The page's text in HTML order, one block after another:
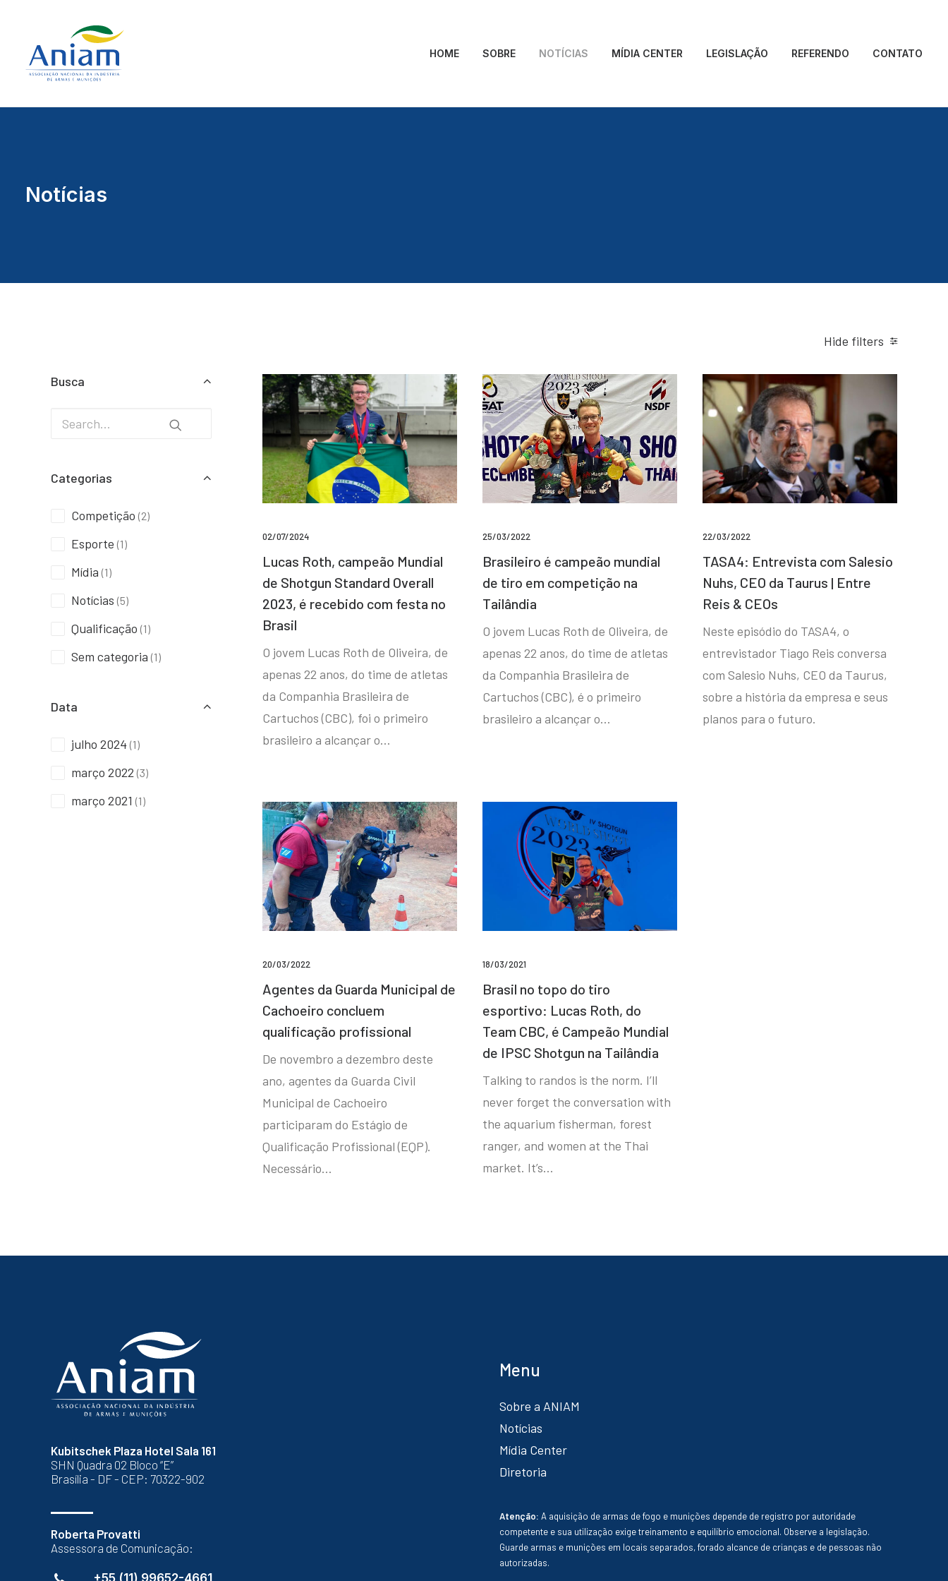
HOME SOBRE NOTÍCIAS MÍDIA CENTER LEGISLAÇÃO REFERENDO CONTATO
Notícias
Hide filters
Busca
Categorias
Competição (2)
Esporte (1)
Mídia (1)
Notícias (5)
Qualificação (1)
Sem categoria (1)
Data
julho 2024 (1)
março 2022 (3)
março 2021 (1)
02/07/2024
Lucas Roth, campeão Mundial
de Shotgun Standard Overall
2023, é recebido com festa no
Brasil
O jovem Lucas Roth de Oliveira, de
apenas 22 anos, do time de atletas
da Companhia Brasileira de
Cartuchos (CBC), foi o primeiro
brasileiro a alcançar o…
25/03/2022
Brasileiro é campeão mundial
de tiro em competição na
Tailândia
O jovem Lucas Roth de Oliveira, de
apenas 22 anos, do time de atletas
da Companhia Brasileira de
Cartuchos (CBC), é o primeiro
brasileiro a alcançar o…
22/03/2022
TASA4: Entrevista com Salesio
Nuhs, CEO da Taurus | Entre
Reis & CEOs
Neste episódio do TASA4, o
entrevistador Tiago Reis conversa
com Salesio Nuhs, CEO da Taurus,
sobre a história da empresa e seus
planos para o futuro.
20/03/2022
Agentes da Guarda Municipal de
Cachoeiro concluem
qualificação profissional
De novembro a dezembro deste
ano, agentes da Guarda Civil
Municipal de Cachoeiro
participaram do Estágio de
Qualificação Profissional (EQP).
Necessário…
18/03/2021
Brasil no topo do tiro
esportivo: Lucas Roth, do
Team CBC, é Campeão Mundial
de IPSC Shotgun na Tailândia
Talking to randos is the norm. I’ll
never forget the conversation with
the aquarium fisherman, forest
ranger, and women at the Thai
market. It’s…
Kubitschek Plaza Hotel Sala 161
SHN Quadra 02 Bloco “E”
Brasília - DF - CEP: 70322-902
Roberta Provatti
Assessora de Comunicação:
+55 (11) 99652-4661
Menu
Sobre a ANIAM
Notícias
Mídia Center
Diretoria
Atenção: A aquisição de armas de fogo e munições depende de registro por autoridade
competente e sua utilização exige treinamento e equilíbrio emocional. Observe a legislação.
Guarde armas e munições em locais separados, forado alcance de crianças e de pessoas não
autorizadas.